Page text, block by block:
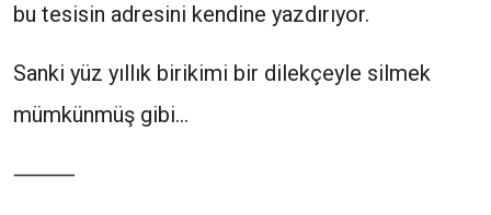
bu tesisin adresini kendine yazdırıyor.
Sanki yüz yıllık birikimi bir dilekçeyle silmek
mümkünmüş gibi…
⸻